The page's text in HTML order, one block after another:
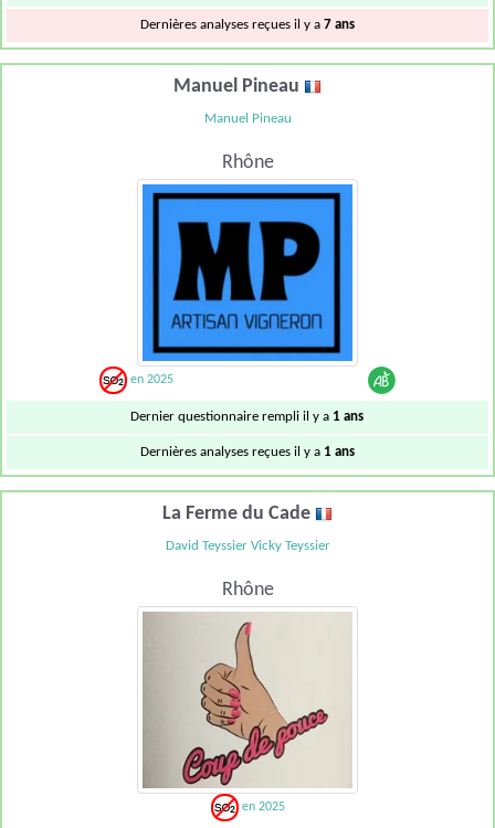
Dernières analyses reçues il y a 7 ans
Manuel Pineau
Manuel Pineau
Rhône
en 2025
Dernier questionnaire rempli il y a 1 ans
Dernières analyses reçues il y a 1 ans
La Ferme du Cade
David Teyssier Vicky Teyssier
Rhône
en 2025